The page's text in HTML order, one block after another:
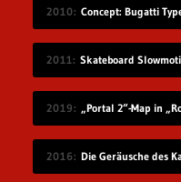
2010 Concept: Bugatti
2011 Skateboard
2019 „Portal 2“-Map in
2016 Die Geräusche des